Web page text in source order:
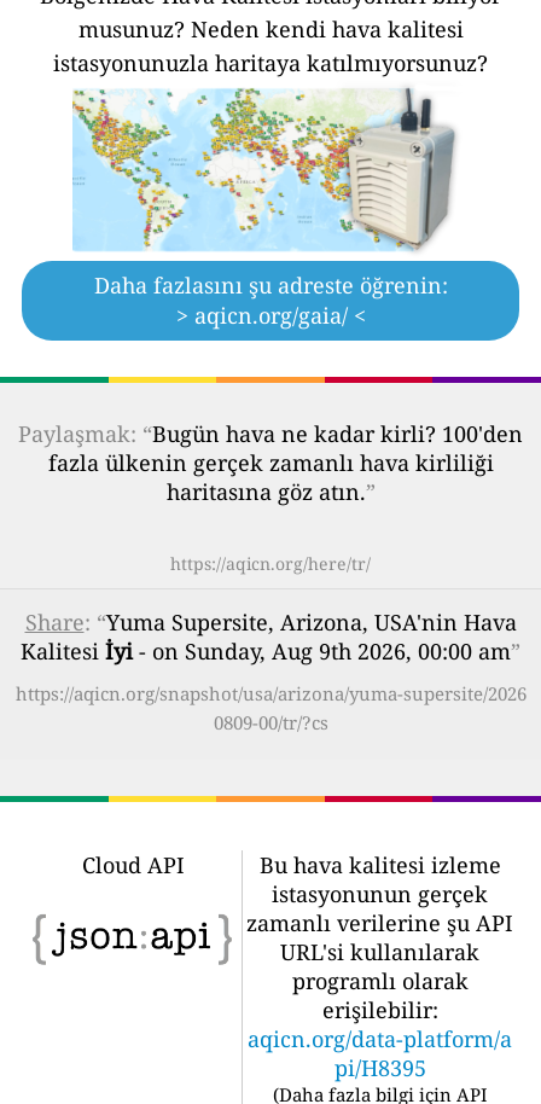
musunuz? Neden kendi hava kalitesi
istasyonunuzla haritaya katılmıyorsunuz?
Daha fazlasını şu adreste öğrenin:
> aqicn.org/gaia/ <
Paylaşmak: “Bugün hava ne kadar kirli? 100'den
fazla ülkenin gerçek zamanlı hava kirliliği
haritasına göz atın.”
https://aqicn.org/here/tr/
Share: “Yuma Supersite, Arizona, USA'nin Hava
Kalitesi İyi- on Sunday, Aug 9th 2026, 00:00 am”
https://aqicn.org/snapshot/usa/arizona/yuma-supersite/2026
0809-00/tr/?cs
Cloud API
Bu hava kalitesi izleme
istasyonunun gerçek
zamanlı verilerine şu API
URL'si kullanılarak
programlı olarak
erişilebilir:
aqicn.org/data-platform/a
pi/H8395
(Daha fazla bilgi için API